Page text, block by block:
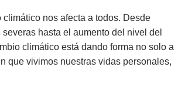
climático nos afecta a todos. Desde
severas hasta el aumento del nivel del
climático está dando forma no solo a
que vivimos nuestras vidas personales,